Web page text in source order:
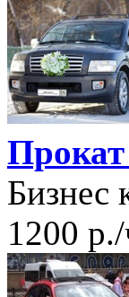
Бизнес
1200 р./